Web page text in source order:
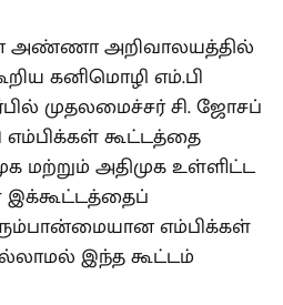
அண்ணா அறிவாலயத்தில்
கனிமொழி எம்.பி
முதலமைச்சர் சி. ஜோசப்
கூட்டத்தை
மற்றும் அதிமுக உள்ளிட்ட
இக்கூட்டத்தைப்
எம்பிக்கள்
இந்த கூட்டம்